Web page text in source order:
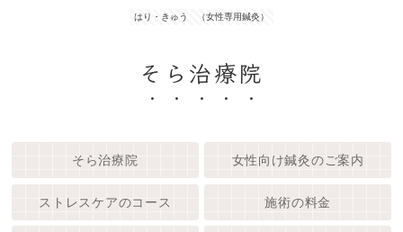
はり・きゅう （女性専用鍼灸）
そら治療院
そら治療院 女性向け鍼灸のご案内
ストレスケアのコース 施術の料金